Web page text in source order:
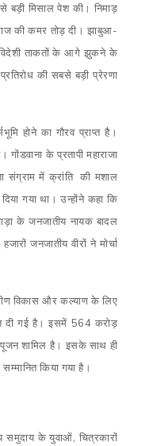
बड़ी मिसाल पेश की। निमाड़
की कमर तोड़ दी। झाबुआ-
विदेशी ताकतों के आगे झुकने के
की सबसे बड़ी प्रेरणा
होने का गौरव प्राप्त है।
गोंडवाना के प्रतापी महाराजा
में क्रांति की मशाल
गया था। उन्होंने कहा कि
के जनजातीय नायक बादल
जनजातीय वीरों ने मोर्चा
विकास और कल्याण के लिए
दी गई है। इसमें 564 करोड़
शामिल है। इसके साथ ही
किया गया है।
समुदाय के युवाओं, चित्रकारों